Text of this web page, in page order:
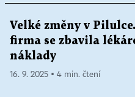
Velké změny v
firma se zbavila
náklady
16. 9. 2025 ▪ 4 min. čtení